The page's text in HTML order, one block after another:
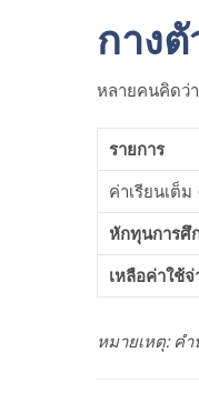
กาง
หลายคนคิดว่
รายการ
ค่าเรียนเต็
หักทุนการ
เหลือค่าใช้จ่
หมายเหตุ: ค